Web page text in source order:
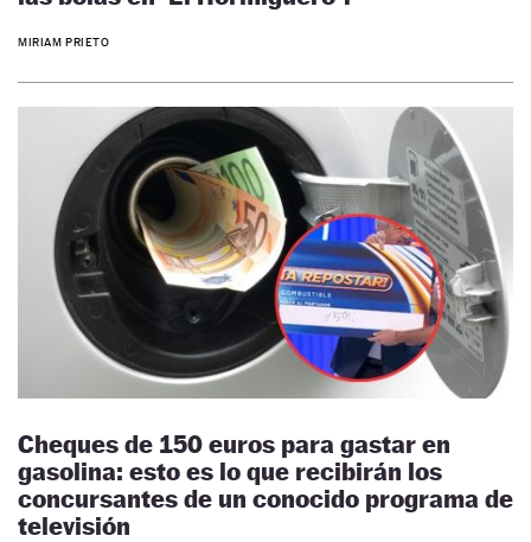
MIRIAM PRIETO
Cheques de 150 euros para gastar en
gasolina: esto es lo que recibirán los
concursantes de un conocido programa de
televisión